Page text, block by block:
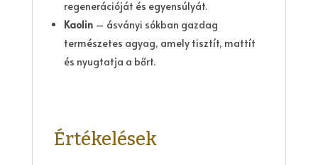
regenerációját és egyensúlyát.
Kaolin– ásványi sókban gazdag
természetes agyag, amely tisztít, mattít
és nyugtatja a bőrt.
Értékelések